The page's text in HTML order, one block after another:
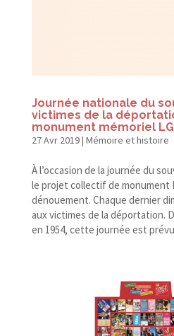
Journée nationale du
victimes de la
monument mémoriel
27 Avr 2019| Mémoire et histoire
À l’occasion de la journée du
le projet collectif de monument
dénouement. Chaque dernier
aux victimes de la déportation.
en 1954, cette journée est